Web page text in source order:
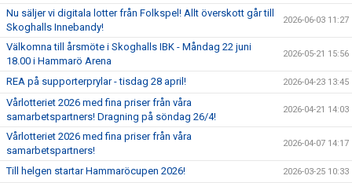
Nu säljer vi digitala lotter från Folkspel! Allt överskott går till
Skoghalls Innebandy!
2026-06-03 11:27
Välkomna till årsmöte i Skoghalls IBK - Måndag 22 juni
18.00 i Hammarö Arena
2026-05-21 15:56
REA på supporterprylar - tisdag 28 april! 2026-04-23 13:45
Vårlotteriet 2026 med fina priser från våra
samarbetspartners! Dragning på söndag 26/4!
2026-04-21 14:03
Vårlotteriet 2026 med fina priser från våra
samarbetspartners!
2026-04-07 14:17
Till helgen startar Hammaröcupen 2026! 2026-03-25 10:33